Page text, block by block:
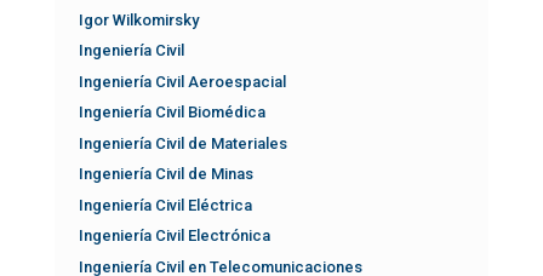
Igor Wilkomirsky
Ingeniería Civil
Ingeniería Civil Aeroespacial
Ingeniería Civil Biomédica
Ingeniería Civil de Materiales
Ingeniería Civil de Minas
Ingeniería Civil Eléctrica
Ingeniería Civil Electrónica
Ingeniería Civil en Telecomunicaciones